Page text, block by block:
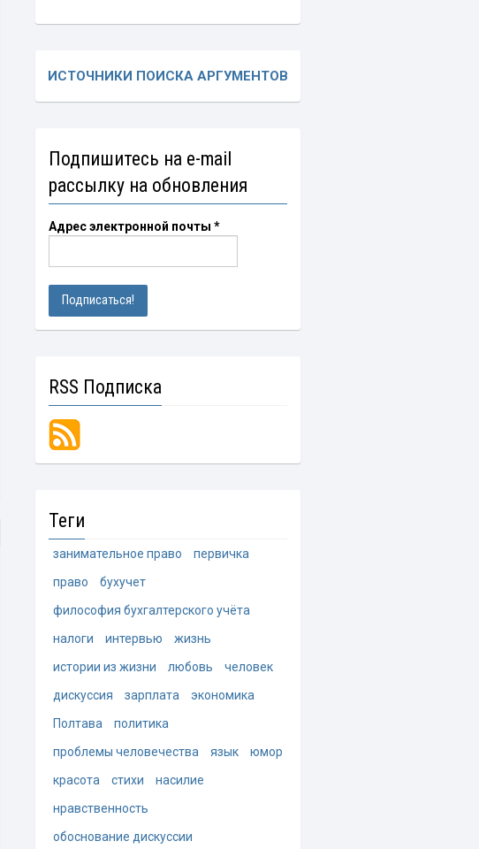
ИСТОЧНИКИ ПОИСКА АРГУМЕНТОВ
Подпишитесь на e-mail
рассылку на обновления
Адрес электронной почты *
RSS Подписка
Теги
занимательное право
первичка
право
бухучет
философия бухгалтерского учёта
налоги
интервью
жизнь
истории из жизни
любовь
человек
дискуссия
зарплата
экономика
Полтава
политика
проблемы человечества
язык
юмор
красота
стихи
насилие
нравственность
обоснование дискуссии